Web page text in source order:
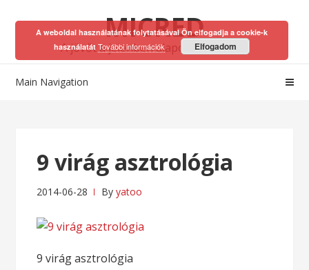
to
navigation
to
content
MICRED
A jövőt a jelenben alapozhatod meg!
Main Navigation
9 virág asztrológia
2014-06-28 Byyatoo
9 virág asztrológia
A weboldal használatának folytatásával Ön elfogadja a cookie-k
használatátTovábbi információk Elfogadom